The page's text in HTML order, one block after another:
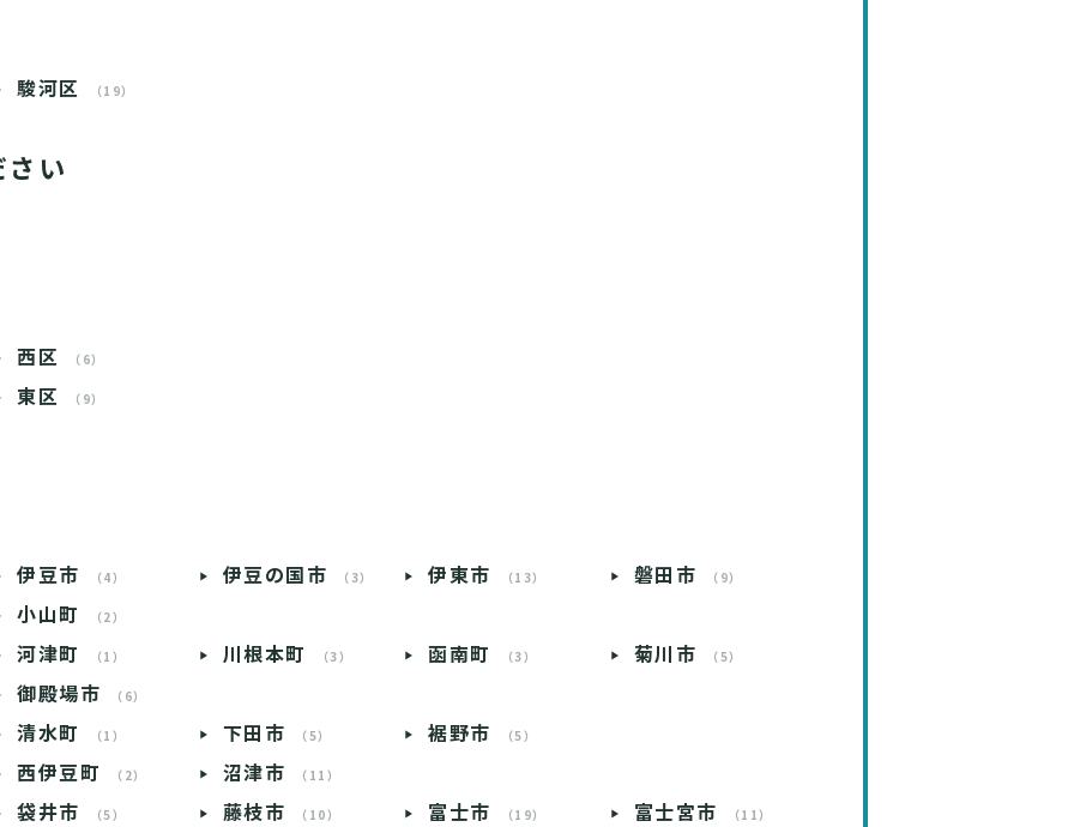
駿河区 （19）
い
西区 （6）
東区 （9）
伊豆市 （4） 伊豆の国市 （3） 伊東市 （13） 磐田市 （9）
小山町 （2）
河津町 （1） 川根本町 （3） 函南町 （3） 菊川市 （5）
御殿場市 （6）
清水町 （1） 下田市 （5） 裾野市 （5）
西伊豆町 （2） 沼津市 （11）
袋井市 （5） 藤枝市 （10） 富士市 （19） 富士宮市 （11）